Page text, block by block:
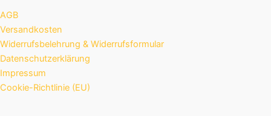
AGB
Versandkosten
Widerrufsbelehrung & Widerrufsformular
Datenschutzerklärung
Impressum
Cookie-Richtlinie (EU)